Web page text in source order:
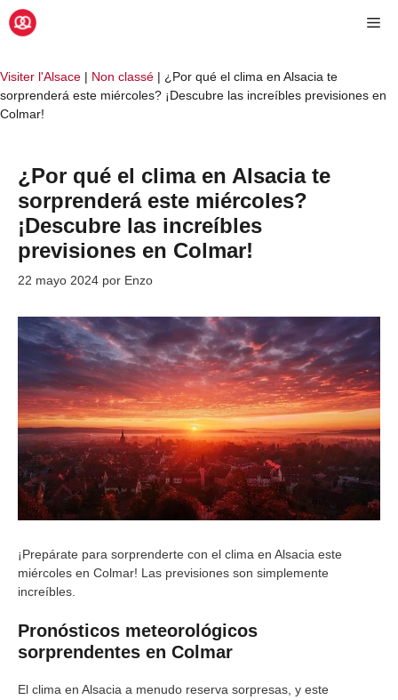
Saltar
Visiter l'Alsace | Non classé | ¿Por qué el clima en Alsacia te
sorprenderá este miércoles? ¡Descubre las increíbles previsiones en
Colmar!
¿Por qué el clima en Alsacia te
sorprenderá este miércoles?
¡Descubre las increíbles
previsiones en Colmar!
22 mayo 2024 por Enzo
¡Prepárate para sorprenderte con el clima en Alsacia este
miércoles en Colmar! Las previsiones son simplemente
increíbles.
Pronósticos meteorológicos
sorprendentes en Colmar
El clima en Alsacia a menudo reserva sorpresas, y este